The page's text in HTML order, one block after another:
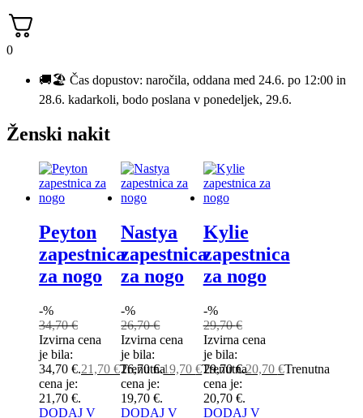
0
🚚🏖️ Čas dopustov: naročila, oddana med 24.6. po 12:00 in
28.6. kadarkoli, bodo poslana v ponedeljek, 29.6.
Ženski nakit
Peyton
zapestnica
za nogo
-%
34,70€
Izvirna cena
je bila:
34,70 €.21,70 €Trenutna
cena je:
21,70 €.
DODAJ V
Nastya
zapestnica
za nogo
-%
26,70€
Izvirna cena
je bila:
26,70 €.19,70€Trenutna
cena je:
19,70 €.
DODAJ V
Kylie
zapestnica
za nogo
-%
29,70€
Izvirna cena
je bila:
29,70 €.20,70 €Trenutna
cena je:
20,70 €.
DODAJ V